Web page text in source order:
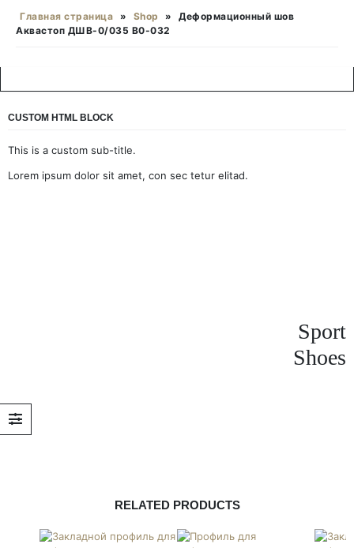
Главная страница » Shop »
Деформационный шов
Аквастоп ДШВ-0/035 В0-032
CUSTOM HTML BLOCK
This is a custom sub-title.
Lorem ipsum dolor sit amet, con sec tetur elitad.
Sport
Shoes
RELATED PRODUCTS